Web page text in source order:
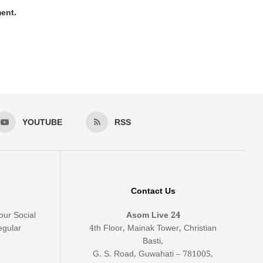
YOUTUBE RSS
Social
Contact Us
Asom Live 24
4th Floor, Mainak Tower, Christian
Basti,
G. S. Road, Guwahati – 781005,